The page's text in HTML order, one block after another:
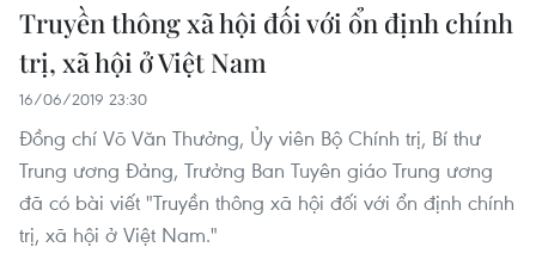
Truyền thông xã hội đối với ổn định chính
trị, xã hội ở Việt Nam
16/06/2019 23:30
Đồng chí Võ Văn Thưởng, Ủy viên Bộ Chính trị, Bí thư
Trung ương Đảng, Trưởng Ban Tuyên giáo Trung ương
đã có bài viết "Truyền thông xã hội đối với ổn định chính
trị, xã hội ở Việt Nam."